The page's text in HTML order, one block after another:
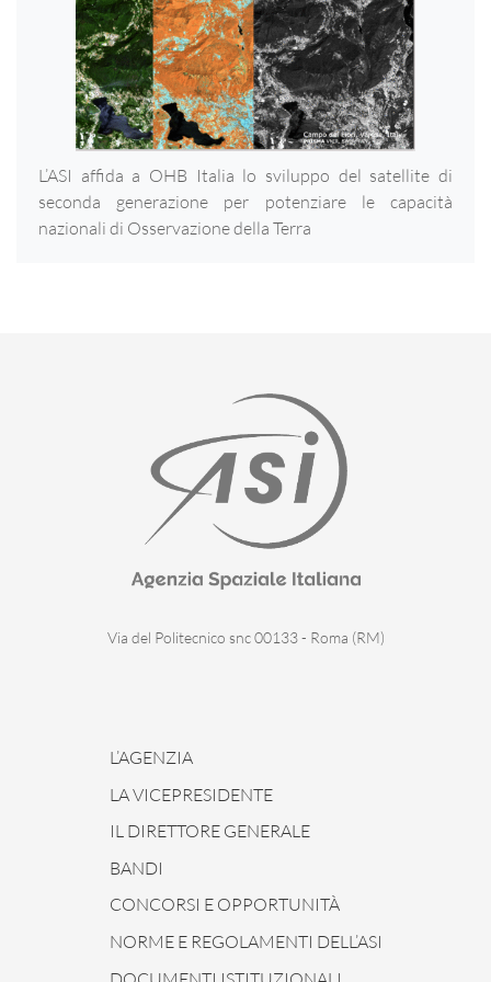
L’ASI affida a OHB Italia lo sviluppo del satellite di
seconda generazione per potenziare le capacità
nazionali di Osservazione della Terra
Via del Politecnico snc 00133 - Roma (RM)
L’AGENZIA
LA VICEPRESIDENTE
IL DIRETTORE GENERALE
BANDI
CONCORSI E OPPORTUNITÀ
NORME E REGOLAMENTI DELL’ASI